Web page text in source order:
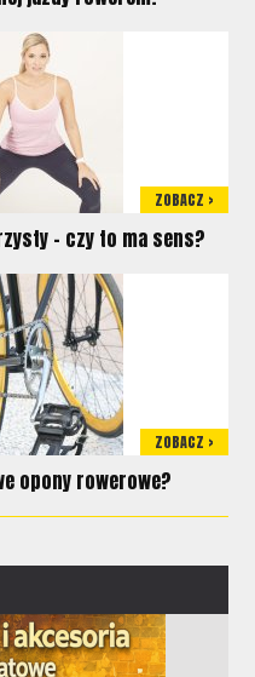
ZOBACZ >
- czy to ma sens?
ZOBACZ >
opony rowerowe?